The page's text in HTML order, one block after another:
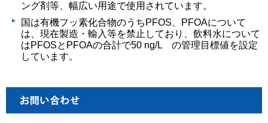
ング剤等、幅広い用途で使用されています。
国は有機フッ素化合物のうちPFOS、PFOAについて
は、現在製造・輸入等を禁止しており、飲料水について
はPFOSとPFOAの合計で50 ng/L の管理目標値を設定
しています。